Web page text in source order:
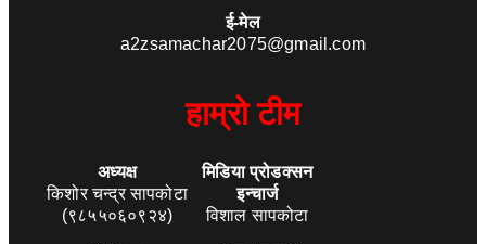
ई-मेल
a2zsamachar2075@gmail.com
हाम्रो टीम
अध्यक्ष
किशोर चन्द्र सापकोटा
(९८५५०६०९२४)
मिडिया प्रोडक्सन
इन्चार्ज
विशाल सापकोटा